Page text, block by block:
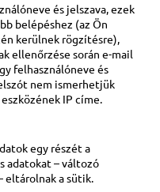
és jelszava, ezek
belépéshez (az Ön
kerülnek rögzítésre),
ellenőrzése során e-mail
felhasználóneve és
nem ismerhetjük
IP címe.
egy részét a
adatokat – változó
a sütik.